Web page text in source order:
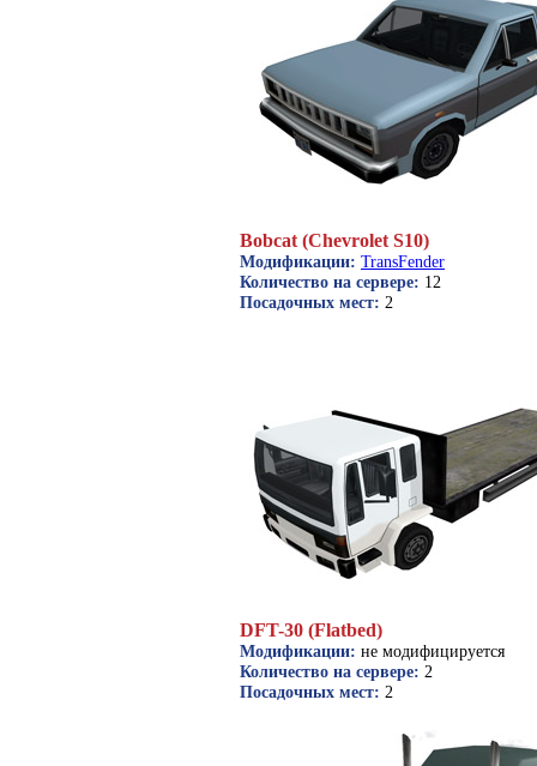
Bobcat (Chevrolet S10)
Модификации: TransFender
Количество на сервере: 12
Посадочных мест: 2
DFT-30 (Flatbed)
Модификации: не модифицируется
Количество на сервере: 2
Посадочных мест: 2